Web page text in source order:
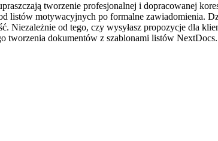
tworzenie profesjonalnej i dopracowanej
listów motywacyjnych po formalne zawiadomienia.
Niezależnie od tego, czy wysyłasz propozycje dla
tworzenia dokumentów z szablonami listów NextDocs.